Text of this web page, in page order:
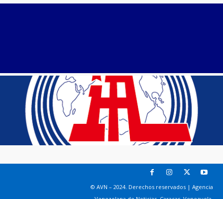
© AVN – 2024. Derechos reservados | Agencia